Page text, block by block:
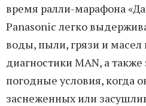
время ралли-марафона
Panasonic легко
воды, пыли, грязи и масел
диагностики MAN, а
погодные условия, когда
заснеженных или